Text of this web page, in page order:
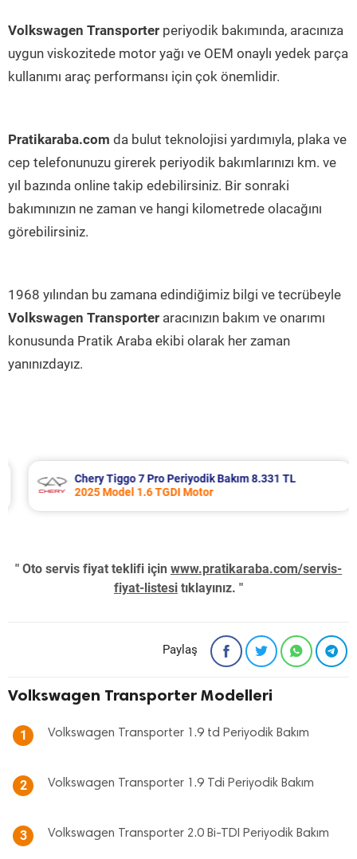
Volkswagen Transporter periyodik bakımında, aracınıza
uygun viskozitede motor yağı ve OEM onaylı yedek parça
kullanımı araç performansı için çok önemlidir.
Pratikaraba.com da bulut teknolojisi yardımıyla, plaka ve
cep telefonunuzu girerek periyodik bakımlarınızı km. ve
yıl bazında online takip edebilirsiniz. Bir sonraki
bakımınızın ne zaman ve hangi kilometrede olacağını
görebilirsiniz.
1968 yılından bu zamana edindiğimiz bilgi ve tecrübeyle
Volkswagen Transporter aracınızın bakım ve onarımı
konusunda Pratik Araba ekibi olarak her zaman
yanınızdayız.
Chery Tiggo 7 Pro Periyodik Bakım 8.331 TL
2025 Model 1.6 TGDI Motor
" Oto servis fiyat teklifi için www.pratikaraba.com/servis-
fiyat-listesi tıklayınız. "
Paylaş
Volkswagen Transporter Modelleri
1 Volkswagen Transporter 1.9 td Periyodik Bakım
2 Volkswagen Transporter 1.9 Tdi Periyodik Bakım
3 Volkswagen Transporter 2.0 Bi-TDI Periyodik Bakım